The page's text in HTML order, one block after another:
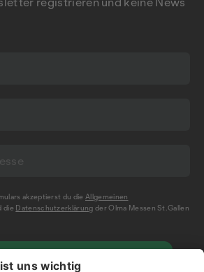
akzeptierst du dieAllgemeinen
die Datenschutzerklärung der Olma Messen St.Gallen